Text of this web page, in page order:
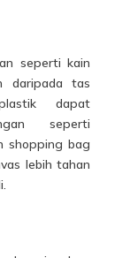
seperti kain
daripada tas
dapat
seperti
shopping bag
lebih tahan